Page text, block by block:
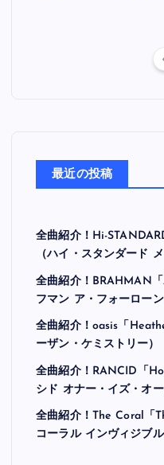
最近の投稿
全曲紹介！Hi-
（ハイ・スタンダード
全曲紹介！BRAHMAN
フマン ア・フォーローン
全曲紹介！oasis「
ーザン・ケミストリー）
全曲紹介！RANCID「
シド オナー・イズ・オ
全曲紹介！The Coral「
コーラル インヴィジブ